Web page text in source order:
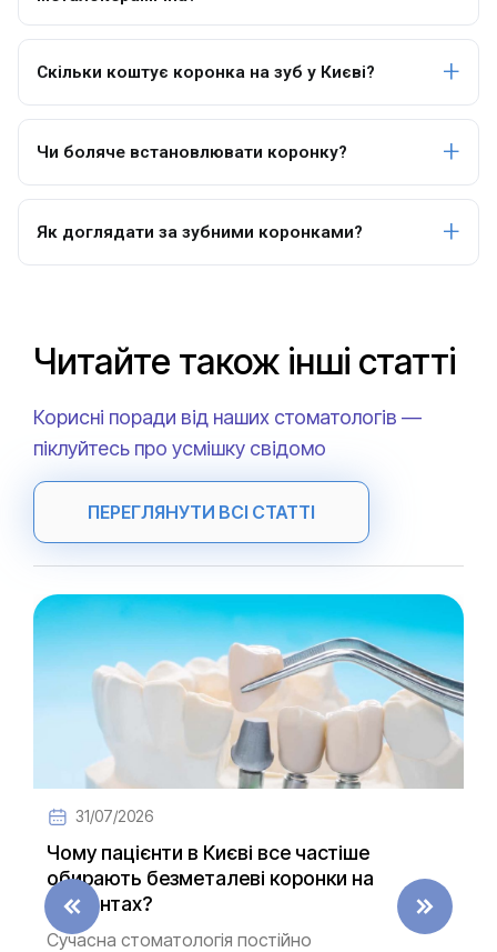
Скільки коштує коронка на зуб у Києві?
Чи боляче встановлювати коронку?
Як доглядати за зубними коронками?
Читайте також інші статті
Корисні поради від наших стоматологів —
піклуйтесь про усмішку свідомо
ПЕРЕГЛЯНУТИ ВСІ СТАТТІ
31/07/2026
Чому пацієнти в Києві все частіше
обирають безметалеві коронки на
імплантах?
Сучасна стоматологія постійно